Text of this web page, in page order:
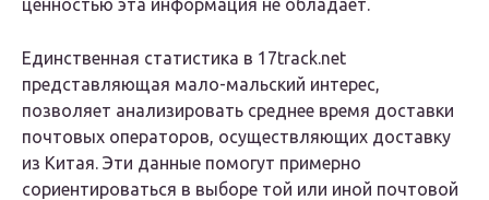
ценностью эта информация не обладает.
Единственная статистика в 17track.net
представляющая мало-мальский интерес,
позволяет анализировать среднее время доставки
почтовых операторов, осуществляющих доставку
из Китая. Эти данные помогут примерно
сориентироваться в выборе той или иной почтовой